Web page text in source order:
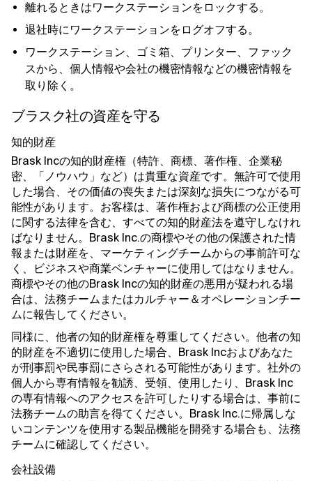
離れるときはワークステーションをロックする。
退社時にワークステーションをログオフする。
ワークステーション、ゴミ箱、プリンター、ファック
スから、個人情報や会社の機密情報などの機密情報を
取り除く。
ブラスク社の資産を守る
知的財産
Brask Incの知的財産権（特許、商標、著作権、企業秘
密、「ノウハウ」など）は貴重な資産です。無許可で使用
した場合、その価値の喪失または深刻な損失につながる可
能性があります。お客様は、著作権および商標の公正使用
に関する法律を含む、すべての知的財産法を遵守しなけれ
ばなりません。Brask Inc.の商標やその他の保護された情
報または財産を、マーケティングチームからの事前許可な
く、ビジネスや商業ベンチャーに使用してはなりません。
商標やその他のBrask Incの知的財産の悪用が疑われる場
合は、法務チームまたはカルチャー＆オペレーションチー
ムに報告してください。
同様に、他者の知的財産権を尊重してください。他者の知
的財産を不適切に使用した場合、Brask Incおよびあなた
が刑事罰や民事罰にさらされる可能性があります。社外の
個人から専有情報を勧誘、受領、使用したり、Brask Inc
の専有情報へのアクセスを許可したりする場合は、事前に
法務チームの助言を得てください。Brask Inc.に帰属しな
いコンテンツを使用する製品機能を開発する場合も、法務
チームに確認してください。
会社設備